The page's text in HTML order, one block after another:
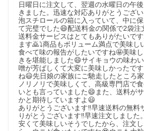
日曜日に注文して、翌週の水曜日の午
きました。迅速な対応ありがとうござ
泡スチロールの箱に入っていて、中に
て完璧でした😄配送料金の関係で2袋注
送料金サービスはとてもありがたいで
ます🙇⤵️商品もボリューム満点で美味し
食べて味の報告がしたいですね🤩美味
きを堪能しました😄サイキョウの味わ
噌が芳ばしくて大変に美味しかったで
ね😃先日娘の家族にご馳走したところ
ノリノリで美味しくて、高級専門店で
いとも言っていました😄また、送料が
かと期待していますよ😃
ありがとうございます‼️早速送料の無料
りがとうございます‼️早速注文しました
安くて美味しいそうでしたから、注文